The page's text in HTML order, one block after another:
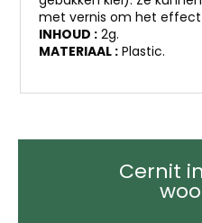
met vernis om het
INHOUD : 2g.
MATERIAAL : Plastic.
Cernit